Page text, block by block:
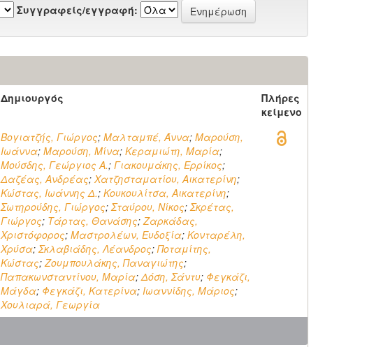
Συγγραφείς/εγγραφή:
Δημιουργός
Πλήρες
κείμενο
Βογιατζής, Γιώργος; Μαλταμπέ, Άννα; Μαρούση,
Ιωάννα; Μαρούση, Μίνα; Κεραμιώτη, Μαρία;
Μούσδης, Γεώργιος Α.; Γιακουμάκης, Ερρίκος;
Δαζέας, Ανδρέας; Χατζησταματίου, Αικατερίνη;
Κώστας, Ιωάννης Δ.; Κουκουλίτσα, Αικατερίνη;
Σωτηρούδης, Γιώργος;Σταύρου, Νίκος;Σκρέτας,
Γιώργος; Τάρτας, Θανάσης;Ζαρκάδας,
Χριστόφορος; Μαστρολέων, Ευδοξία; Κονταρέλη,
Χρύσα;Σκλαβιάδης, Λέανδρος;Ποταμίτης,
Κώστας;Ζουμπουλάκης, Παναγιώτης;
Παπακωνσταντίνου, Μαρία;Δόση, Σάντυ; Φεγκάζι,
Μάγδα; Φεγκάζι, Κατερίνα; Ιωαννίδης, Μάριος;
Χουλιαρά, Γεωργία